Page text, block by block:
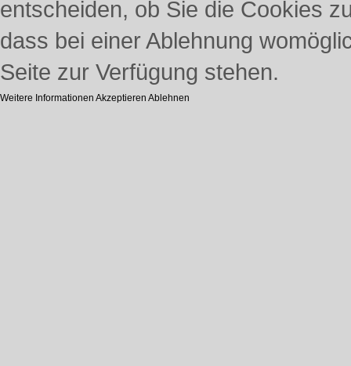
entscheiden, ob Sie die Cookies
dass bei einer Ablehnung
Seite zur Verfügung stehen.
Weitere Informationen Akzeptieren Ablehnen